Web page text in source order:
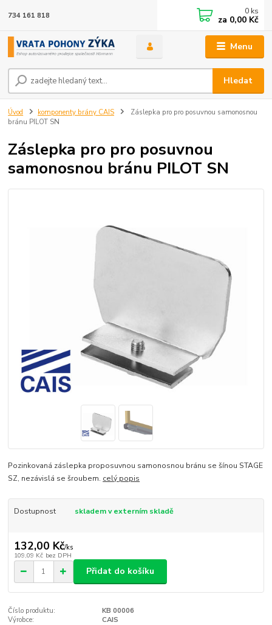
Menu
Hledat
734 161 818 0 ks
za 0,00 Kč
Úvod komponenty brány CAIS
Záslepka pro pro posuvnou samonosnou
bránu PILOT SN
Záslepka pro pro posuvnou
samonosnou bránu PILOT SN
Pozinkovaná záslepka proposuvnou samonosnou bránu se šínou STAGE
SZ, nezávislá se šroubem. celý popis
Dostupnost skladem v externím skladě
132,00 Kč/ks
109,09 Kč bez DPH
Přidat do košíku
Číslo produktu:
KB 00006
Výrobce:
CAIS